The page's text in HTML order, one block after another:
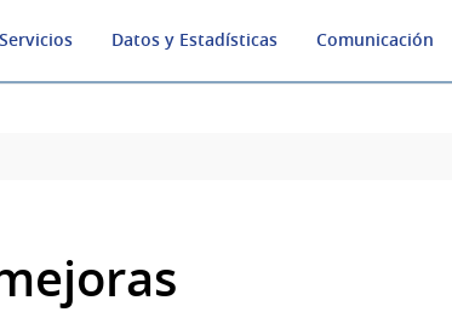
Datos y Estadísticas Comunicación